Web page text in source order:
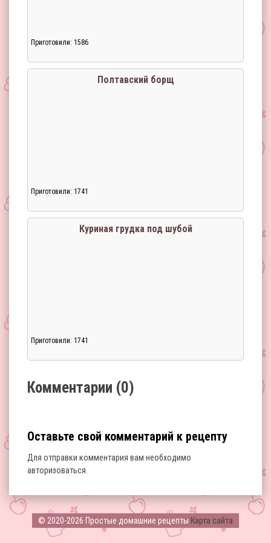
Приготовили: 1586
Загрузка...
Полтавский борщ
Приготовили: 1741
Куриная грудка под шубой
Приготовили: 1741
Комментарии (0)
Оставьте свой комментарий к рецепту
Для отправки комментария вам необходимо
авторизоваться
© 2020-2026 Простые домашние рецепты Карта сайта